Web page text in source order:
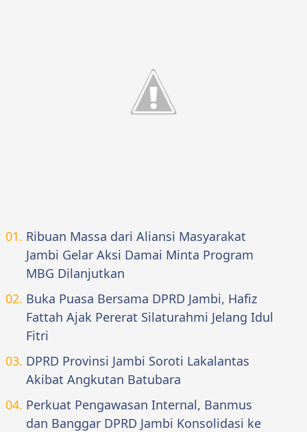
Ribuan Massa dari Aliansi Masyarakat
Jambi Gelar Aksi Damai Minta Program
MBG Dilanjutkan
Buka Puasa Bersama DPRD Jambi, Hafiz
Fattah Ajak Pererat Silaturahmi Jelang Idul
Fitri
DPRD Provinsi Jambi Soroti Lakalantas
Akibat Angkutan Batubara
Perkuat Pengawasan Internal, Banmus
dan Banggar DPRD Jambi Konsolidasi ke